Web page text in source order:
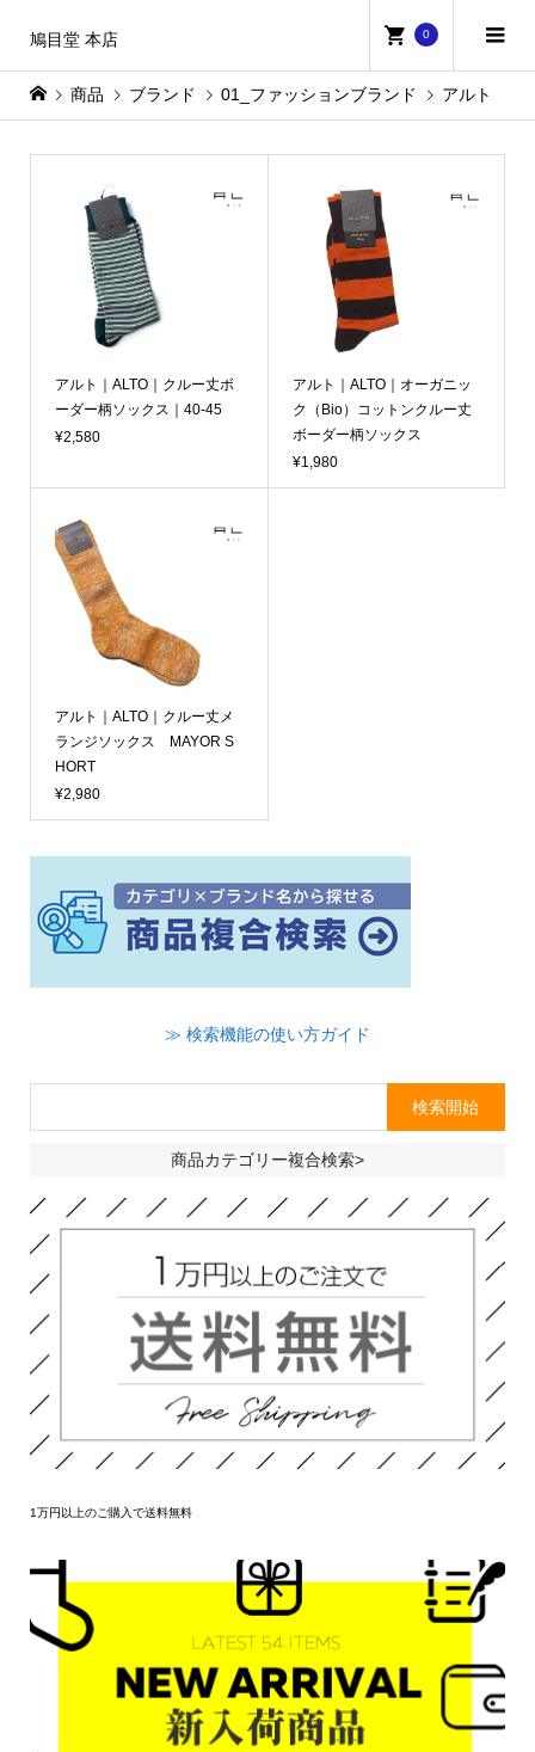
鳩目堂 本店 0
商品 ブランド 01_ファッションブランド アルト
アルト｜ALTO｜クルー丈ボ
ーダー柄ソックス｜40-45
¥2,580
アルト｜ALTO｜オーガニッ
ク（Bio）コットンクルー丈
ボーダー柄ソックス
¥1,980
アルト｜ALTO｜クルー丈メ
ランジソックス MAYOR S
HORT
¥2,980
≫ 検索機能の使い方ガイド
商品カテゴリー複合検索>
1万円以上のご購入で送料無料